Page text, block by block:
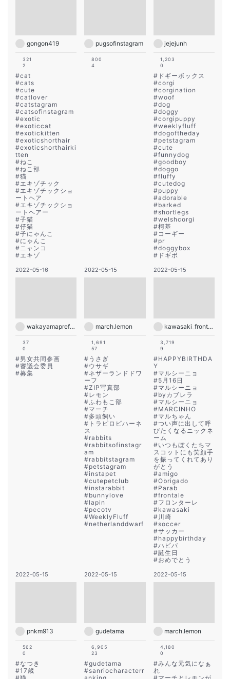
gongon419
321
2
#cat
#cats
#cute
#catlover
#catstagram
#catsofinstagram
#exotic
#exoticcat
#exotickitten
#exoticshorthair
#exoticshorthairki
tten
#ねこ
#ねこ部
#猫
#エキゾチック
#エキゾチックショ
ートヘア
#エキゾチックショ
ートヘアー
#子猫
#仔猫
#子にゃんこ
#にゃんこ
#ニャンコ
#エキゾ
pugsofinstagram
800
4
jejejunh
1,203
0
# ドギーボックス
#corgi
#corgination
#woof
#dog
#doggy
#corgipuppy
#weeklyfluff
#dogoftheday
#petstagram
#cute
#funnydog
#goodboy
#doggo
#fluffy
#cutedog
#puppy
#adorable
#barked
#shortlegs
#welshcorgi
#柯基
# コーギー
#pr
#doggybox
# ドギボ
2022-05-16
wakayamapref_pr
37
0
#男女共同参画
#審議会委員
#募集
2022-05-15
march.lemon
1,691
57
# うさぎ
#ウサギ
#ネザーランドドワ
ーフ
#ZIP写真部
#レモン
#ふわもこ部
#マーチ
#多頭飼い
# トラピロビハーネ
ス
#rabbits
#rabbitsofinstagr
am
#rabbitstagram
#petstagram
#instapet
#cutepetclub
#instarabbit
#bunnylove
#lapin
#pecotv
#WeeklyFluff
#netherlanddwarf
2022-05-15
kawasaki_frontale
3,719
9
#HAPPYBIRTHDA
Y
#マルシーニョ
#5月16日
#マルシーニョ
#byカブレラ
#マルシーニョ
#MARCINHO
#マルちゃん
#つい声に出して呼
びたくなるニックネ
ーム
#いつもぼくたちマ
スコットにも笑顔手
を振ってくれてあり
がとう
#amigo
#Obrigado
#Parab
#frontale
#フロンターレ
#kawasaki
# 川崎
#soccer
#サッカー
#happybirthday
#ハピバ
#誕生日
#おめでとう
2022-05-15
pnkm913
562
0
#なつき
#17歳
2022-05-15
gudetama
6,905
23
#gudetama
#sanriocharacterr
2022-05-15
march.lemon
4,180
0
#みんな元気になぁ
れ